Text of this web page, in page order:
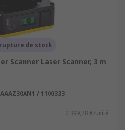
de stock
Scanner Laser Scanner, 3 m
/ 1100333
2 399,28 €/unité